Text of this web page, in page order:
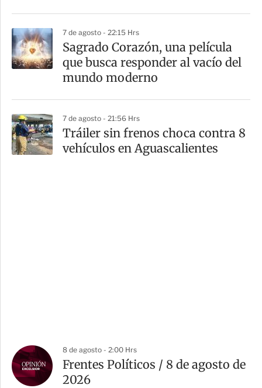
7 de agosto - 22:15 Hrs
Sagrado Corazón, una película
que busca responder al vacío del
mundo moderno
7 de agosto - 21:56 Hrs
Tráiler sin frenos choca contra 8
vehículos en Aguascalientes
8 de agosto - 2:00 Hrs
Frentes Políticos / 8 de agosto de
2026